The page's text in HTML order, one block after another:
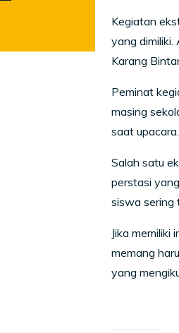
Kegiatan
yang
Karang
Peminat
masing
saat upacara.
Salah satu
perstasi
siswa sering
Jika
memang
yang